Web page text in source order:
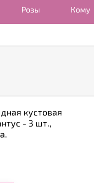
Розы Кому
кустовая
- 3 шт.,